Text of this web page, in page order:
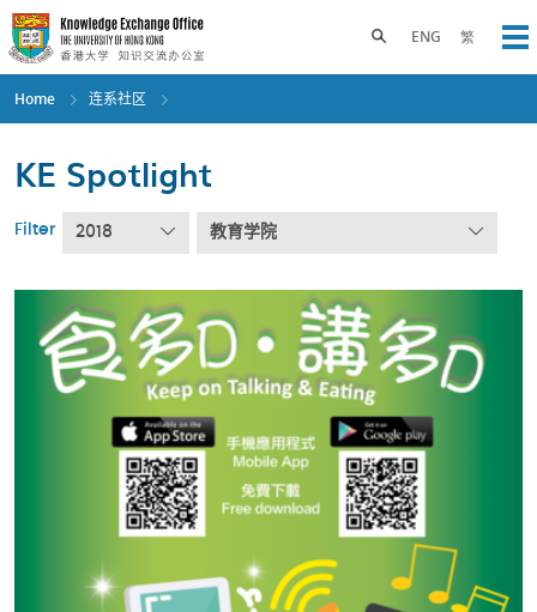
Skip
to
main
content
ENG 繁
Toggle search panel
Home 连系社区
KE Spotlight
Filter 2018 教育学院